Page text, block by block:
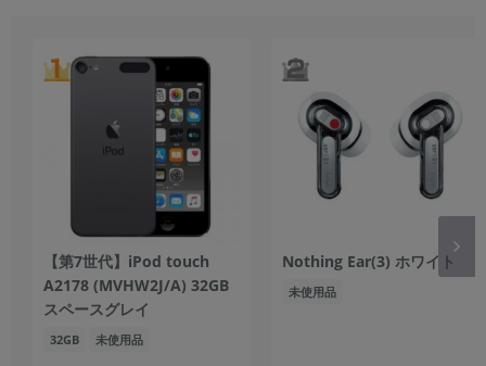
【第7世代】iPod touch
A2178 (MVHW2J/A) 32GB
スペースグレイ
32GB 未使用品
Nothing Ear(3) ホワイト
未使用品